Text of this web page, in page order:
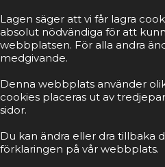
Lagen säger att vi får lagra
absolut nödvändiga för att
webbplatsen. För alla andra
medgivande.
Denna webbplats använder
cookies placeras ut av
sidor.
Du kan ändra eller dra tillbaka
förklaringen på vår webbplats.